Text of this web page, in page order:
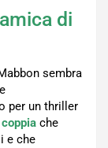
di
sembra
per un thriller
che
e che